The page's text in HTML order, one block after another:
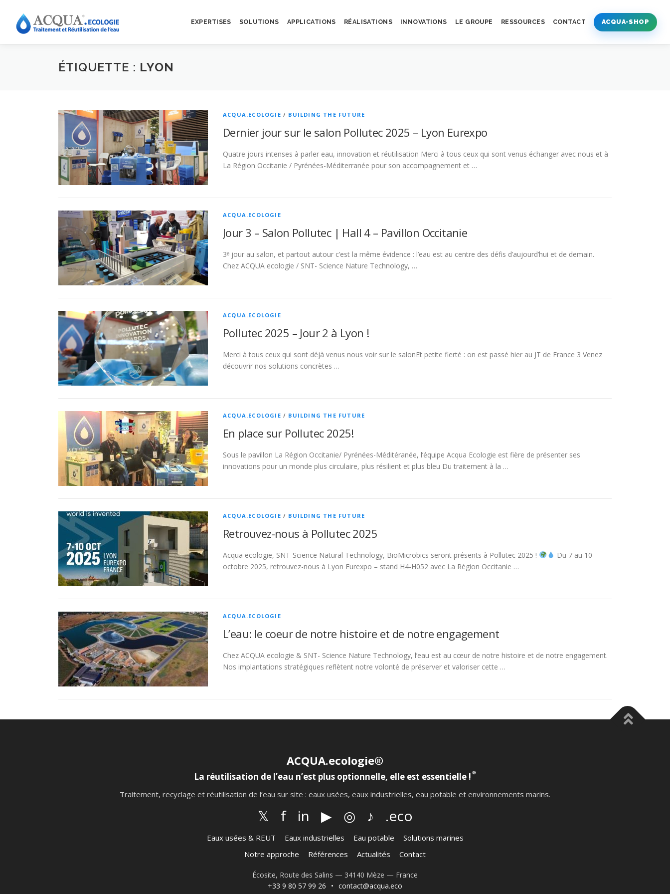
EXPERTISES SOLUTIONS APPLICATIONS RÉALISATIONS INNOVATIONS LE GROUPE RESSOURCES CONTACT ACQUA-SHOP
ÉTIQUETTE : LYON
ACQUA.ECOLOGIE / BUILDING THE FUTURE
Dernier jour sur le salon Pollutec 2025 – Lyon Eurexpo
Quatre jours intenses à parler eau, innovation et réutilisation Merci à tous ceux qui sont venus échanger avec nous et à
La Région Occitanie / Pyrénées-Méditerranée pour son accompagnement et …
ACQUA.ECOLOGIE
Jour 3 – Salon Pollutec | Hall 4 – Pavillon Occitanie
3ᵉ jour au salon, et partout autour c’est la même évidence : l’eau est au centre des défis d’aujourd’hui et de demain.
Chez ACQUA ecologie / SNT- Science Nature Technology, …
ACQUA.ECOLOGIE
Pollutec 2025 – Jour 2 à Lyon !
Merci à tous ceux qui sont déjà venus nous voir sur le salonEt petite fierté : on est passé hier au JT de France 3 Venez
découvrir nos solutions concrètes …
ACQUA.ECOLOGIE / BUILDING THE FUTURE
En place sur Pollutec 2025!
Sous le pavillon La Région Occitanie/ Pyrénées-Méditéranée, l’équipe Acqua Ecologie est fière de présenter ses
innovations pour un monde plus circulaire, plus résilient et plus bleu Du traitement à la …
ACQUA.ECOLOGIE / BUILDING THE FUTURE
Retrouvez-nous à Pollutec 2025
Acqua ecologie, SNT-Science Natural Technology, BioMicrobics seront présents à Pollutec 2025 !
Du 7 au 10
octobre 2025, retrouvez-nous à Lyon Eurexpo – stand H4-H052 avec La Région Occitanie …
ACQUA.ECOLOGIE
L’eau: le coeur de notre histoire et de notre engagement
Chez ACQUA ecologie & SNT- Science Nature Technology, l’eau est au cœur de notre histoire et de notre engagement.
Nos implantations stratégiques reflètent notre volonté de préserver et valoriser cette …
ACQUA.ecologie®
La réutilisation de l’eau n’est plus optionnelle, elle est essentielle ! ®
Traitement, recyclage et réutilisation de l’eau sur site : eaux usées, eaux industrielles, eau potable et environnements marins.
𝕏 f in ▶ ◎ ♪ .eco
Eaux usées & REUT Eaux industrielles Eau potable
Solutions marines
Notre approche
Références Actualités Contact
Écosite, Route des Salins — 34140 Mèze — France
+33 9 80 57 99 26
• contact@acqua.eco